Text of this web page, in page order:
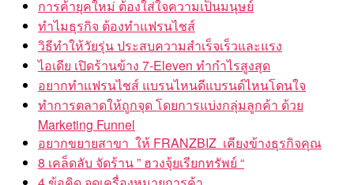
ทำไมธุรกิจ ต้องทำแฟรนไชส์
วิธีทำให้วัยรุ่น ประสบความสำเร็จเร็วและแรง
ไอเดีย เปิดร้านข้าง 7-Eleven ทำกำไรสูงสุด
อยากทำแฟรนไชส์ แบรนไหนดีแบรนด์ไหนโดนใจ
ทำการตลาดให้ถูกจุด โดยการแบ่งกลุ่มลูกค้า ด้วย
Marketing Funnel
อยากขยายสาขา ให้ FRANZBIZ เคียงข้างธุรกิจคุณ
8 เคล็ดลับ จัดร้าน ” ฮวงจุ้ยเรียกทรัพย์ “
4 ข้อคิด จดเครื่องหมายการค้า